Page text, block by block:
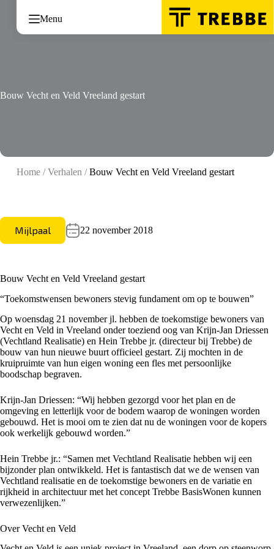
inhoud
Menu
Bouw Vecht en Veld Vreeland gestart
Home/Verhalen /Bouw Vecht en Veld Vreeland gestart
Mijlpaal 22 november 2018
Bouw Vecht en Veld Vreeland gestart
“Toekomstwensen bewoners stevig fundament om op te bouwen”
Op woensdag 21 november jl. hebben de toekomstige bewoners van
Vecht en Veld in Vreeland onder toeziend oog van Krijn-Jan Driessen
(Vechtland Realisatie) en Hein Trebbe jr. (directeur bij Trebbe) de
bouw van hun nieuwe buurt officieel gestart. Zij mochten in de
kruipruimte van hun eigen woning een fles met persoonlijke
boodschap begraven.
Krijn-Jan Driessen: “Wij hebben gezorgd voor het plan en de
omgeving en letterlijk voor de bodem waarop de woningen worden
gebouwd. Het is mooi om te zien dat nu de woningen voor de kopers
ook werkelijk gebouwd worden.”
Hein Trebbe jr.: “Samen met Vechtland Realisatie hebben wij een
bijzonder plan ontwikkeld. Het is fantastisch dat we de wensen van
Vechtland realisatie en de toekomstige bewoners en de variatie en
rijkheid in architectuur met het concept Trebbe BasisWonen kunnen
verwezenlijken.”
Over Vecht en Veld